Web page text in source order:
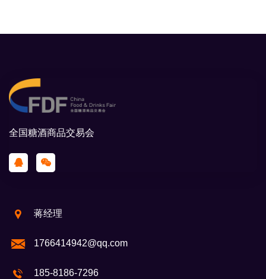
全国糖酒商品交易会
蒋经理
1766414942@qq.com
185-8186-7296